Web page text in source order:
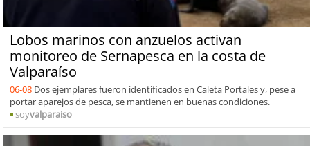
Lobos marinos con anzuelos activan
monitoreo de Sernapesca en la costa de
Valparaíso
06-08 Dos ejemplares fueron identificados en Caleta Portales y, pese a
portar aparejos de pesca, se mantienen en buenas condiciones.
soyvalparaiso